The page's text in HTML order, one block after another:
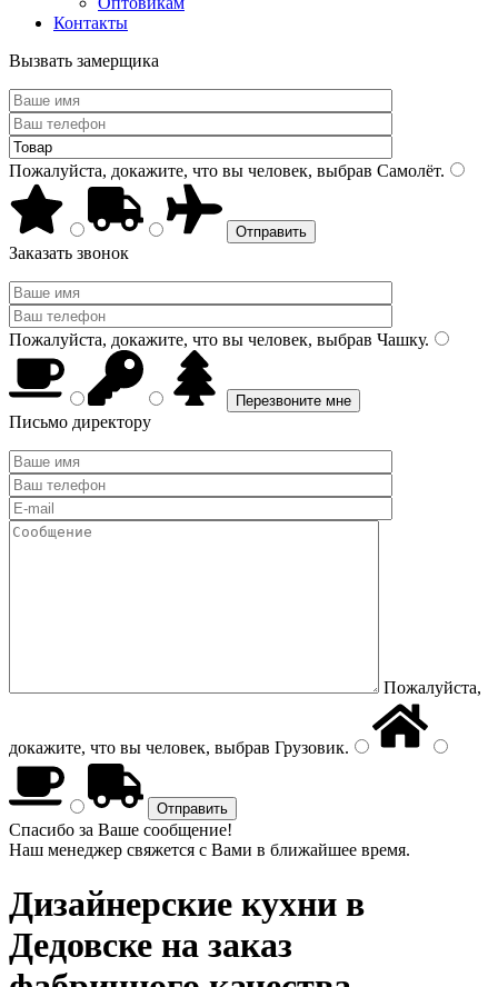
Контакты
Вызвать замерщика
Пожалуйста, докажите, что вы человек, выбрав Самолёт.
Заказать звонок
Пожалуйста, докажите, что вы человек, выбрав Чашку.
Письмо директору
Пожалуйста,
докажите, что вы человек, выбрав Грузовик.
Спасибо за Ваше сообщение!
Наш менеджер свяжется с Вами в ближайшее время.
Дизайнерские кухни в
Дедовске на заказ